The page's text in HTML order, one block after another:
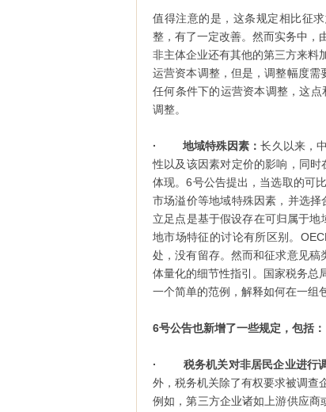
值得注意的是，这条规定相比征
整，有了一定改善。然而实务中，
非主体企业还有其他的第三方来料
运营资本调整，但是，调整幅度
任何条件下的运营资本调整，这
调整。
· 地域特殊因素：长久以来，
性以及该因素对定价的影响，同
体现。6号公告提出，当选取的可
市场溢价等地域特殊因素，并选
立足点是基于假设存在可归属于
地市场特征的讨论有所区别。
处，没有留存。然而和征求意见
体量化的细节性指引。国家税务总
一个简单的范例，解释如何在一组
6号公告也新增了一些规定，包括：
· 税务机关对非居民企业进行调
外，税务机关除了有权要求被调查
例如，第三方企业诸如上游供应